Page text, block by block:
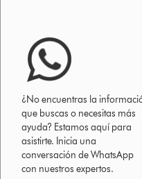
¿No encuentras la
que buscas o necesitas más
ayuda? Estamos aquí para
asistirte. Inicia una
conversación de WhatsApp
con nuestros expertos.